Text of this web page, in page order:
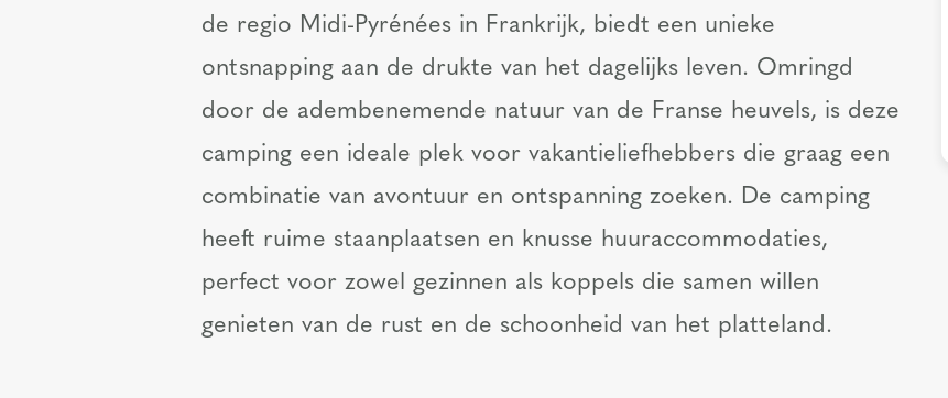
de regio Midi-Pyrénées in Frankrijk, biedt een unieke
ontsnapping aan de drukte van het dagelijks leven. Omringd
door de adembenemende natuur van de Franse heuvels, is deze
camping een ideale plek voor vakantieliefhebbers die graag een
combinatie van avontuur en ontspanning zoeken. De camping
heeft ruime staanplaatsen en knusse huuraccommodaties,
perfect voor zowel gezinnen als koppels die samen willen
genieten van de rust en de schoonheid van het platteland.